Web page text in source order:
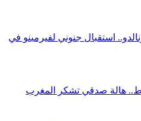
استقبال جنوني لفيرمينو في
هالة صدقي تشكر المغرب